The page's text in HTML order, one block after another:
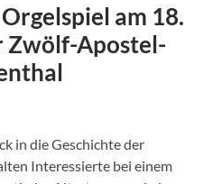
am 18.
Zwölf-Apostel-
in die Geschichte der
Interessierte bei einem